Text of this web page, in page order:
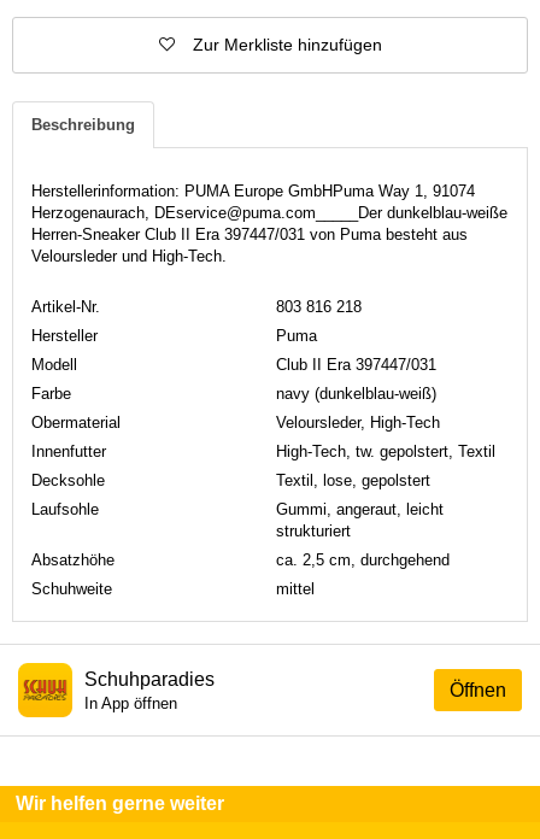
Zur Merkliste hinzufügen
Beschreibung
Herstellerinformation: PUMA Europe GmbHPuma Way 1, 91074
Herzogenaurach, DEservice@puma.com_____Der dunkelblau-weiße
Herren-Sneaker Club II Era 397447/031 von Puma besteht aus
Veloursleder und High-Tech.
Artikel-Nr.
803 816 218
Hersteller
Puma
Modell
Club II Era 397447/031
Farbe
navy (dunkelblau-weiß)
Obermaterial
Veloursleder, High-Tech
Innenfutter
High-Tech, tw. gepolstert, Textil
Decksohle
Textil, lose, gepolstert
Laufsohle
Gummi, angeraut, leicht
strukturiert
Absatzhöhe
ca. 2,5 cm, durchgehend
Schuhweite
mittel
Öffnen
Schuhparadies
In App öffnen
Wir helfen gerne weiter